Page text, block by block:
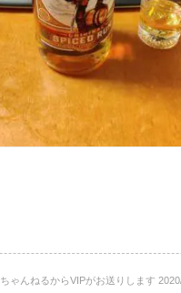
ちゃんねるからVIPがお送りします